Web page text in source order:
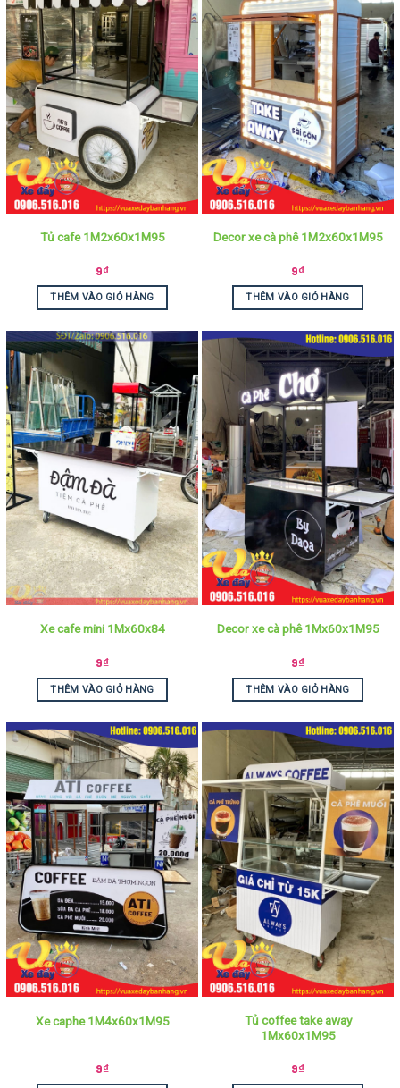
Tủ cafe 1M2x60x1M95
9₫
THÊM VÀO GIỎ HÀNG
Decor xe cà phê 1M2x60x1M95
9₫
THÊM VÀO GIỎ HÀNG
Xe cafe mini 1Mx60x84
9₫
THÊM VÀO GIỎ HÀNG
Decor xe cà phê 1Mx60x1M95
9₫
THÊM VÀO GIỎ HÀNG
Xe caphe 1M4x60x1M95
9₫
Tủ coffee take away
1Mx60x1M95
9₫